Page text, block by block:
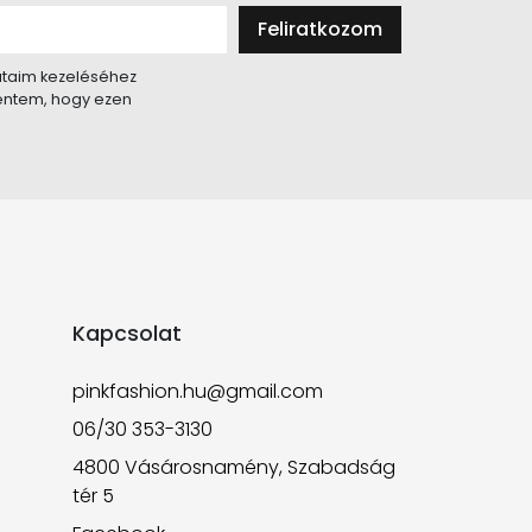
Feliratkozom
kezeléséhez
hogy ezen
Kapcsolat
pinkfashion.hu@gmail.com
06/30 353-3130
4800 Vásárosnamény, Szabadság
tér 5